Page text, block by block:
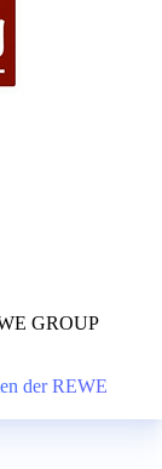
GROUP
der REWE